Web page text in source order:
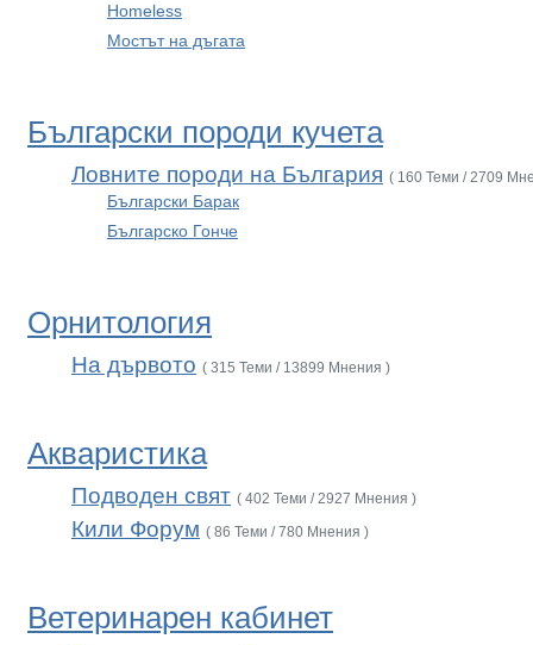
Homeless
Мостът на дъгата
Български породи кучета
Ловните породи на България ( 160 Теми / 2709
Български Барак
Българско Гонче
Орнитология
На дървото ( 315 Теми / 13899 Мнения )
Акваристика
Подводен свят ( 402 Теми / 2927 Мнения )
Кили Форум ( 86 Теми / 780 Мнения )
Ветеринарен кабинет